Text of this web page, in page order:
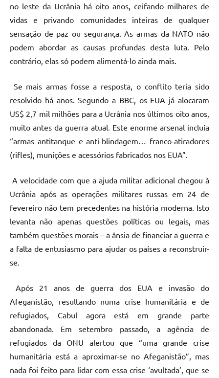
no leste da Ucrânia há oito anos, ceifando milhares de
vidas e privando comunidades inteiras de qualquer
sensação de paz ou segurança. As armas da NATO não
podem abordar as causas profundas desta luta. Pelo
contrário, elas só podem alimentá-lo ainda mais.
Se mais armas fosse a resposta, o conflito teria sido
resolvido há anos. Segundo a BBC, os EUA já alocaram
US$ 2,7 mil milhões para a Ucrânia nos últimos oito anos,
muito antes da guerra atual. Este enorme arsenal incluía
“armas antitanque e anti-blindagem… franco-atiradores
(rifles), munições e acessórios fabricados nos EUA”.
A velocidade com que a ajuda militar adicional chegou à
Ucrânia após as operações militares russas em 24 de
fevereiro não tem precedentes na história moderna. Isto
levanta não apenas questões políticas ou legais, mas
também questões morais – a ânsia de financiar a guerra e
a falta de entusiasmo para ajudar os países a reconstruir-
se.
Após 21 anos de guerra dos EUA e invasão do
Afeganistão, resultando numa crise humanitária e de
refugiados, Cabul agora está em grande parte
abandonada. Em setembro passado, a agência de
refugiados da ONU alertou que “uma grande crise
humanitária está a aproximar-se no Afeganistão”, mas
nada foi feito para lidar com essa crise ‘avultada’, que se